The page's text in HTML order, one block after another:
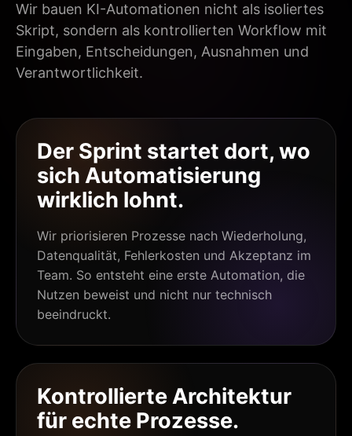
Wir bauen KI-Automationen nicht als isoliertes
Skript, sondern als kontrollierten Workflow mit
Eingaben, Entscheidungen, Ausnahmen und
Verantwortlichkeit.
Der Sprint startet dort, wo
sich Automatisierung
wirklich lohnt.
Wir priorisieren Prozesse nach Wiederholung,
Datenqualität, Fehlerkosten und Akzeptanz im
Team. So entsteht eine erste Automation, die
Nutzen beweist und nicht nur technisch
beeindruckt.
Kontrollierte Architektur
für echte Prozesse.